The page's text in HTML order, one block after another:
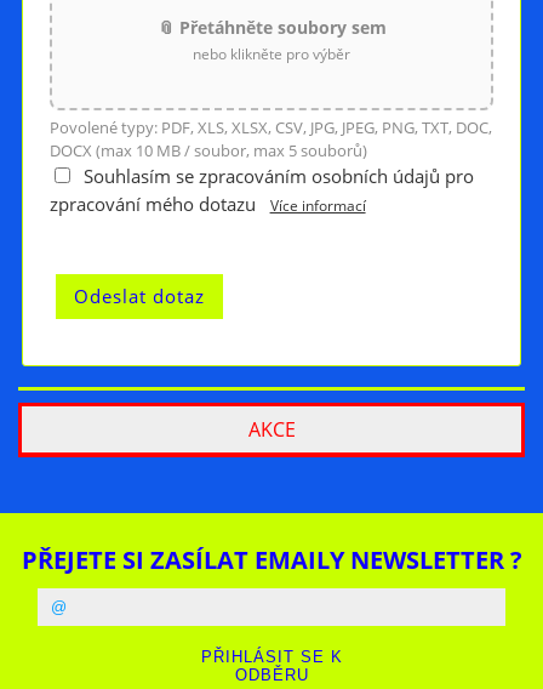
📎 Přetáhněte soubory sem
nebo klikněte pro výběr
Povolené typy: PDF, XLS, XLSX, CSV, JPG, JPEG, PNG, TXT, DOC,
DOCX (max 10 MB / soubor, max 5 souborů)
Souhlasím se zpracováním osobních údajů pro
zpracování mého dotazu
Více informací
AKCE
PŘEJETE SI ZASÍLAT EMAILY NEWSLETTER ?